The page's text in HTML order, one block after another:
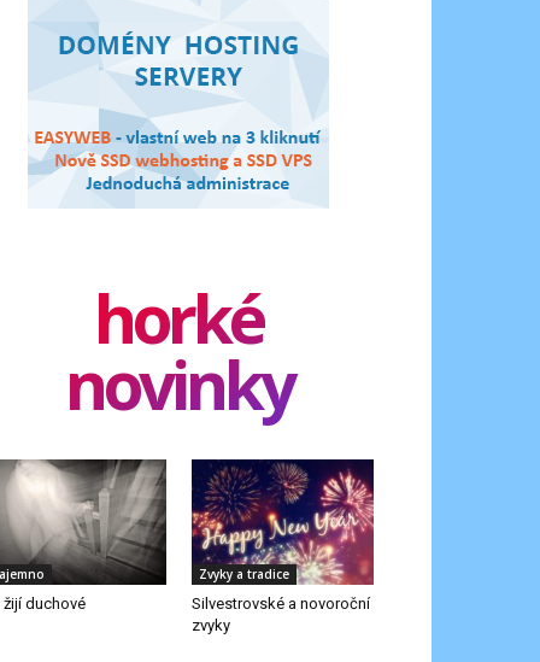
horké
novinky
duchové
Zvyky a tradice
Silvestrovské a novoroční
zvyky